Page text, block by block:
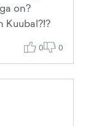
on?
Kuubal?!?
0 0